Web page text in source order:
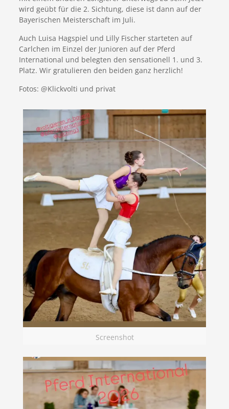
wird geübt für die 2. Sichtung, diese ist dann auf der
Bayerischen Meisterschaft im Juli.
Auch Luisa Hagspiel und Lilly Fischer starteten auf
Carlchen im Einzel der Junioren auf der Pferd
International und belegten den sensationell 1. und 3.
Platz. Wir gratulieren den beiden ganz herzlich!
Fotos: @Klickvolti und privat
Screenshot